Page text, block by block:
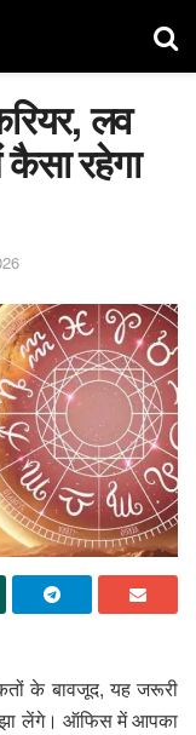
लव
रहेगा
के बावजूद, यह जरूरी
लेंगे। ऑफिस में आपका